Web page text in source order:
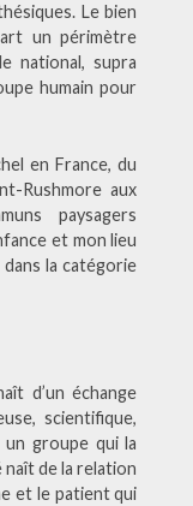
Le bien
un périmètre
national, supra
humain pour
en France, du
Rushmore aux
paysagers
et mon lieu
dans la catégorie
d’un échange
scientifique,
groupe qui la
naît de la relation
et le patient qui